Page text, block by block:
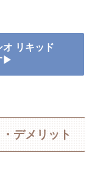
リキッド
▶
デメリット